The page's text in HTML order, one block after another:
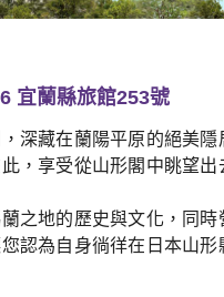
宜蘭縣旅館253號
深藏在蘭陽平原的絕美隱
，享受從山形閣中眺望出
之地的歷史與文化，同時
認為自身徜徉在日本山形